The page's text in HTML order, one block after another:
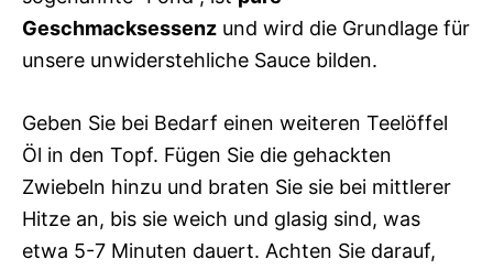
Geschmacksessenz und wird die Grundlage für
unsere unwiderstehliche Sauce bilden.
Geben Sie bei Bedarf einen weiteren Teelöffel
Öl in den Topf. Fügen Sie die gehackten
Zwiebeln hinzu und braten Sie sie bei mittlerer
Hitze an, bis sie weich und glasig sind, was
etwa 5-7 Minuten dauert. Achten Sie darauf,